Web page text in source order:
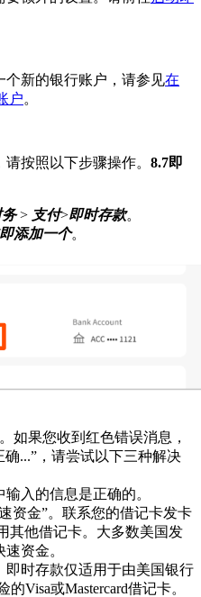
个新的银行账户，请参见在
户。
按照以下步骤操作。 8.7即
务> 支付>即时存款。
添加一个。
如果您收到红色错误消息，
...”，请尝试以下三种解决
入的信息是正确的。
资金”。联系您的借记卡发卡
其他借记卡。大多数美国发
资金。
即时存款仅适用于由美国银行
Visa或Mastercard借记卡。